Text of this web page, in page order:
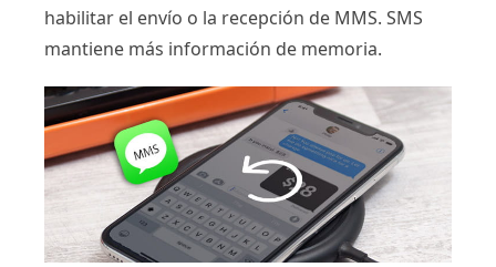
habilitar el envío o la recepción de MMS. SMS
mantiene más información de memoria.